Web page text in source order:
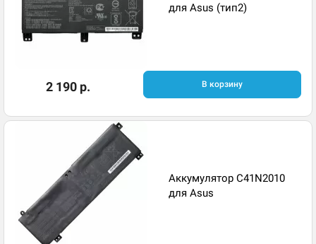
для Asus (тип2)
2 190 р. В корзину
Аккумулятор C41N2010
для Asus